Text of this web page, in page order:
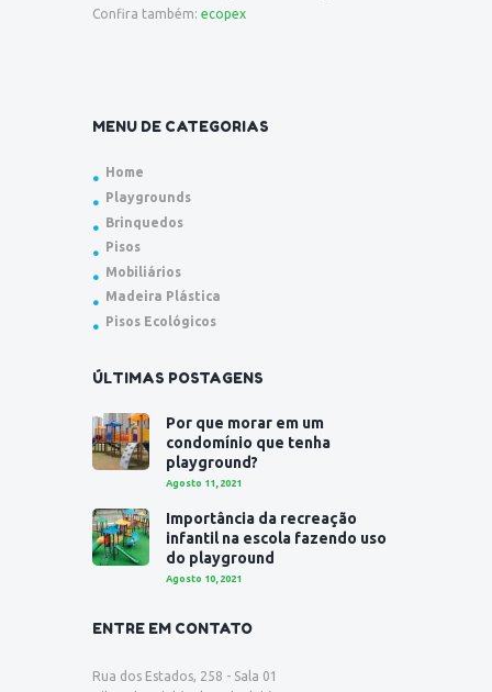
Confira também: ecopex
MENU DE CATEGORIAS
Home
Playgrounds
Brinquedos
Pisos
Mobiliários
Madeira Plástica
Pisos Ecológicos
ÚLTIMAS POSTAGENS
Por que morar em um
condomínio que tenha
playground?
Agosto 11, 2021
Importância da recreação
infantil na escola fazendo uso
do playground
Agosto 10, 2021
ENTRE EM CONTATO
Rua dos Estados, 258 - Sala 01